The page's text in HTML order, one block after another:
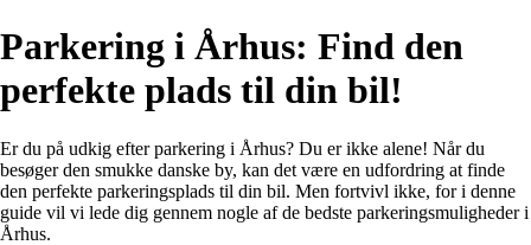
Parkering i Århus: Find den
perfekte plads til din bil!
Er du på udkig efter parkering i Århus? Du er ikke alene! Når du
besøger den smukke danske by, kan det være en udfordring at finde
den perfekte parkeringsplads til din bil. Men fortvivl ikke, for i denne
guide vil vi lede dig gennem nogle af de bedste parkeringsmuligheder i
Århus.